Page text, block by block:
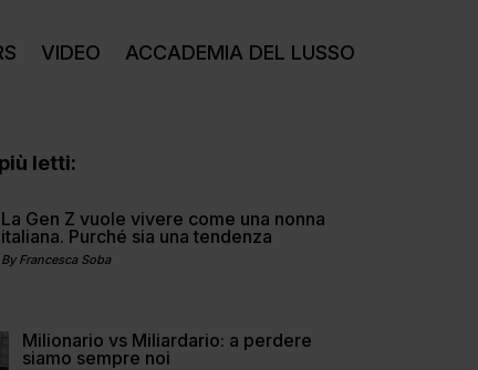
VIDEO ACCADEMIA DEL LUSSO
letti:
La Gen Z vuole vivere come una nonna
italiana. Purché sia una tendenza
By Francesca Soba
Milionario vs Miliardario: a perdere
siamo sempre noi